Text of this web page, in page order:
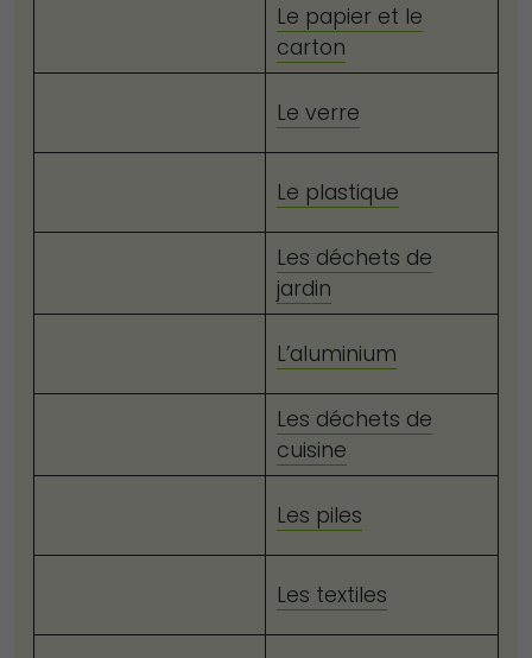
Le papier et le
carton
Le verre
Le plastique
Les déchets de
jardin
L’aluminium
Les déchets de
cuisine
Les piles
Les textiles